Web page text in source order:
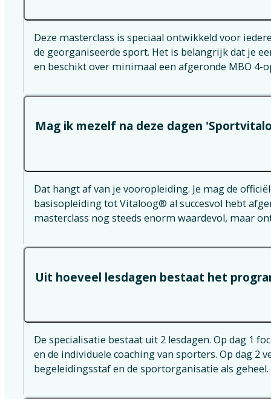
Deze masterclass is speciaal ontwikkeld voor
de georganiseerde sport. Het is belangrijk dat je
en beschikt over minimaal een afgeronde MBO 4-
Mag ik mezelf na deze dagen
Dat hangt af van je vooropleiding. Je mag de
basisopleiding tot Vitaloog® al succesvol hebt
masterclass nog steeds enorm waardevol, maar
Uit hoeveel lesdagen bestaat het
De specialisatie bestaat uit 2 lesdagen. Op dag 1
en de individuele coaching van sporters. Op dag 2
begeleidingsstaf en de sportorganisatie als geheel.